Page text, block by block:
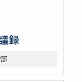
録